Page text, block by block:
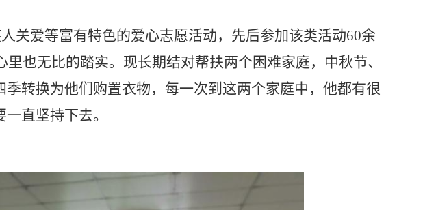
关爱等富有特色的爱心志愿活动，先后参加该类活动60余
也无比的踏实。现长期结对帮扶两个困难家庭，中秋节、
转换为他们购置衣物，每一次到这两个家庭中，他都有很
直坚持下去。